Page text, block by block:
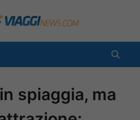
spiaggia, ma